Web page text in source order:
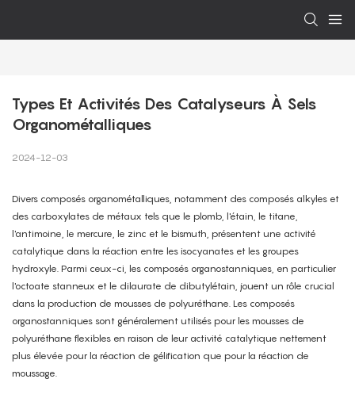
Types Et Activités Des Catalyseurs À Sels
Organométalliques
2024-12-03
Divers composés organométalliques, notamment des composés alkyles et
des carboxylates de métaux tels que le plomb, l'étain, le titane,
l'antimoine, le mercure, le zinc et le bismuth, présentent une activité
catalytique dans la réaction entre les isocyanates et les groupes
hydroxyle. Parmi ceux-ci, les composés organostanniques, en particulier
l'octoate stanneux et le dilaurate de dibutylétain, jouent un rôle crucial
dans la production de mousses de polyuréthane. Les composés
organostanniques sont généralement utilisés pour les mousses de
polyuréthane flexibles en raison de leur activité catalytique nettement
plus élevée pour la réaction de gélification que pour la réaction de
moussage.